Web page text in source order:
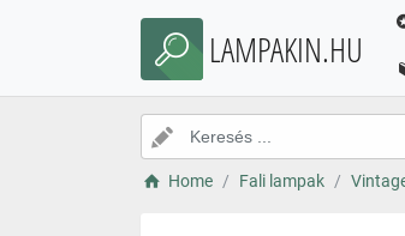
LAMPAKIN.HU
Home Fali lampak